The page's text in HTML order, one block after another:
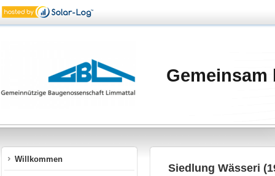
Gemeinsam
Willkommen
Siedlung Wässeri